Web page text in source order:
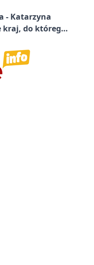
- Katarzyna
kraj, do którego